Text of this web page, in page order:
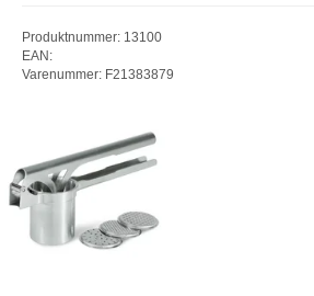
Produktnummer: 13100
EAN:
Varenummer: F21383879